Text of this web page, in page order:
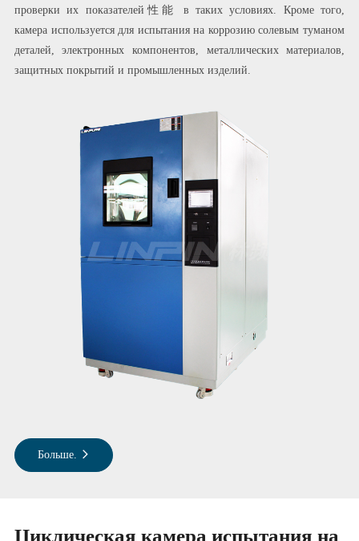
проверки их показателей性能 в таких условиях. Кроме того,
камера используется для испытания на коррозию солевым туманом
деталей, электронных компонентов, металлических материалов,
защитных покрытий и промышленных изделий.
Больше.
Циклическая камера испытания на